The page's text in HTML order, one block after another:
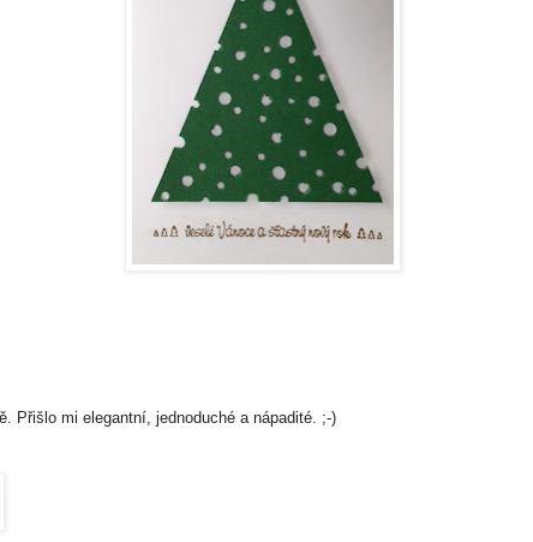
Přišlo mi elegantní, jednoduché a nápadité. ;-)